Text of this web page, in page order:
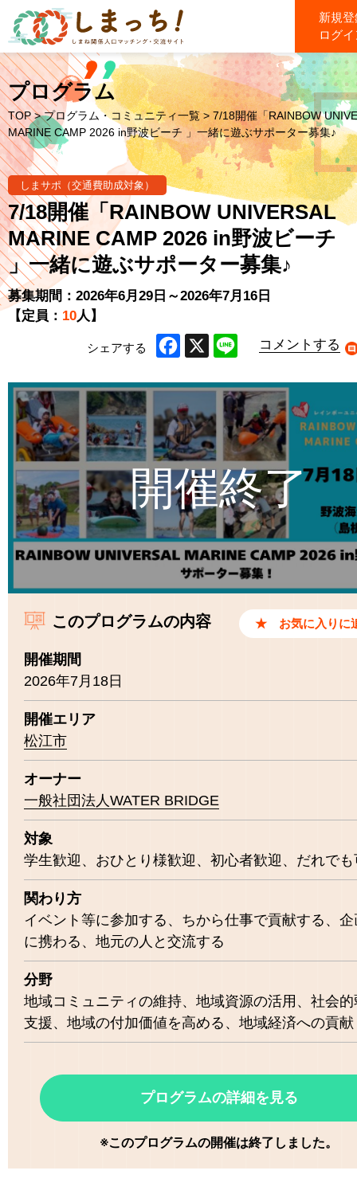
新規
ログ
プログラム
TOP >プログラム・コミュニティ一覧> 7/18開催「RAINBOW
MARINE CAMP 2026 in野波ビーチ 」一緒に遊ぶサポーター募集♪
しまサポ（交通費助成対象）
7/18開催「RAINBOW UNIVERSAL
MARINE CAMP 2026 in野波ビーチ
」一緒に遊ぶサポーター募集♪
募集期間：2026年6月29日～2026年7月16日
【定員： 10人】
シェアする
コメントする
このプログラムの内容
開催期間
2026年7月18日
開催エリア
松江市
オーナー
一般社団法人WATER BRIDGE
対象
学生歓迎
おひとり様歓迎 初心者歓迎 だれでも
関わり方
イベント等に参加する
ちから仕事で貢献する
企
に携わる
地元の人と交流する
分野
地域コミュニティの維持
地域資源の活用
社会
支援
地域の付加価値を高める 地域経済への貢献
プログラムの詳細を見る
※このプログラムの開催は終了しました。